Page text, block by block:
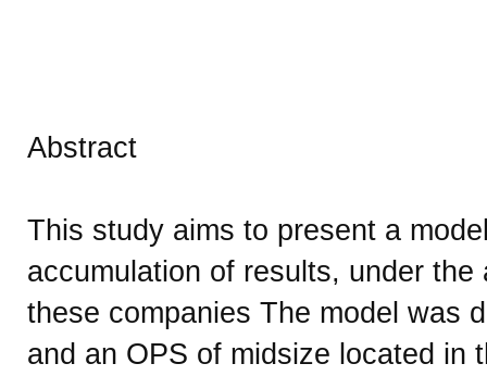
Abstract
This study aims to present a
accumulation of results, under
these companies The model was
and an OPS of midsize located in